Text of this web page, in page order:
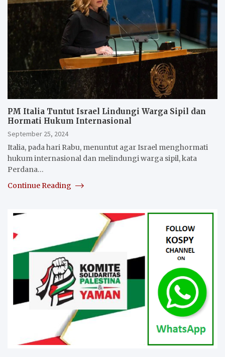
PM Italia Tuntut Israel Lindungi Warga Sipil dan
Hormati Hukum Internasional
September 25, 2024
Italia, pada hari Rabu, menuntut agar Israel menghormati
hukum internasional dan melindungi warga sipil, kata
Perdana…
Continue Reading